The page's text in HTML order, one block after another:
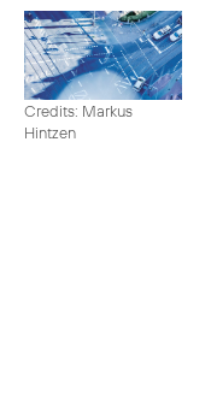
Credits: Markus
Hintzen